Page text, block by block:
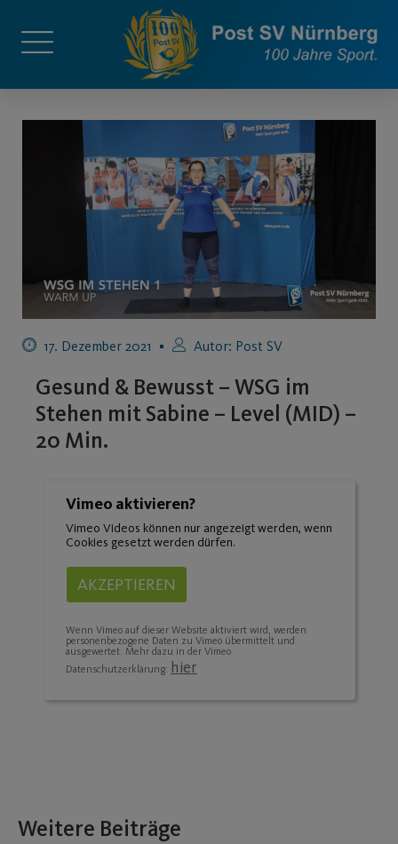
17. Dezember 2021 Autor: Post SV
Gesund & Bewusst – WSG im
Stehen mit Sabine – Level (MID) –
20 Min.
Vimeo aktivieren?
Vimeo Videos können nur angezeigt werden, wenn
Cookies gesetzt werden dürfen.
AKZEPTIEREN
Wenn Vimeo auf dieser Website aktiviert wird, werden
personenbezogene Daten zu Vimeo übermittelt und
ausgewertet. Mehr dazu in der Vimeo
Datenschutzerklärung: hier
Weitere Beiträge